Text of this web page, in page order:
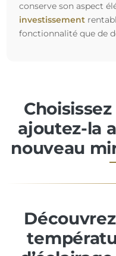
conserve son aspect
investissement
fonctionnalité que de
ajoutez-la
nouveau